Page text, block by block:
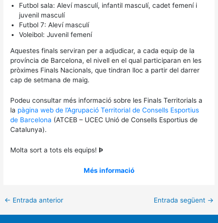
Futbol sala: Aleví masculí, infantil masculí, cadet femení i
juvenil masculí
Futbol 7: Aleví masculí
Voleibol: Juvenil femení
Aquestes finals serviran per a adjudicar, a cada equip de la
província de Barcelona, el nivell en el qual participaran en les
pròximes Finals Nacionals, que tindran lloc a partir del darrer
cap de setmana de maig.
Podeu consultar més informació sobre les Finals Territorials a
la pàgina web de l’Agrupació Territorial de Consells Esportius
de Barcelona (ATCEB – UCEC Unió de Consells Esportius de
Catalunya).
Molta sort a tots els equips!Þ
Més informació
← Entrada anterior Entrada següent →